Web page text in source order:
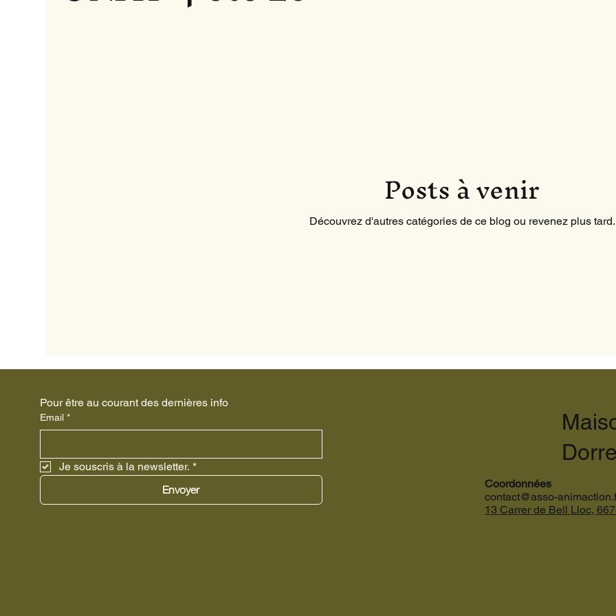
Posts à venir
Découvrez d'autres catégories de ce blog ou revenez plus tard.
Pour être au courant des dernières info
Email *
Je souscris à la newsletter. *
Envoyer
Coordonnées
contact@asso-
13 Carrer de Bell Lloc,